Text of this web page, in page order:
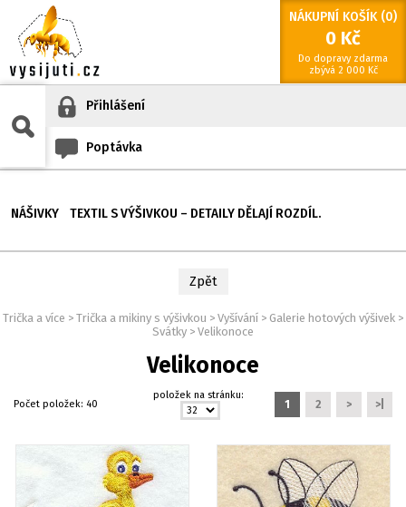
NÁKUPNÍ KOŠÍK (0)
0 Kč
Do dopravy zdarma
zbývá 2 000 Kč
Přihlášení
Poptávka
NÁŠIVKY TEXTIL S VÝŠIVKOU – DETAILY DĚLAJÍ ROZDÍL.
Zpět
Trička a více > Trička a mikiny s výšivkou > Vyšívání > Galerie hotových výšivek >
Svátky > Velikonoce
Velikonoce
Počet položek: 40
položek na stránku:
1 2 > >|